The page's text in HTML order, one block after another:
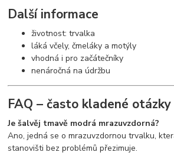
Další informace
životnost: trvalka
láká včely, čmeláky a motýly
vhodná i pro začátečníky
nenáročná na údržbu
FAQ – často kladené otázky
Je šalvěj tmavě modrá mrazuvzdorná?
Ano, jedná se o mrazuvzdornou trvalku,
stanovišti bez problémů přezimuje.